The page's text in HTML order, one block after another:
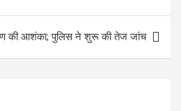
की आशंका; पुलिस ने शुरू की तेज जांच